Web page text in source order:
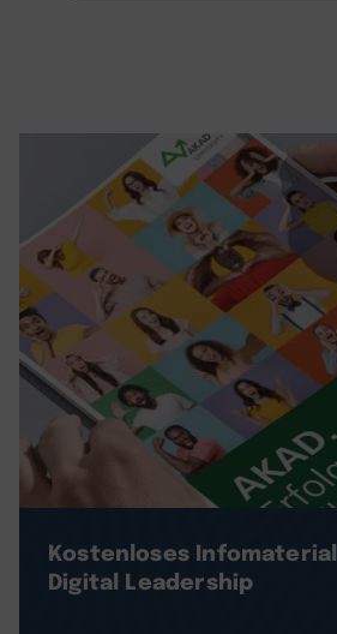
Kostenloses Infomaterial
Digital Leadership